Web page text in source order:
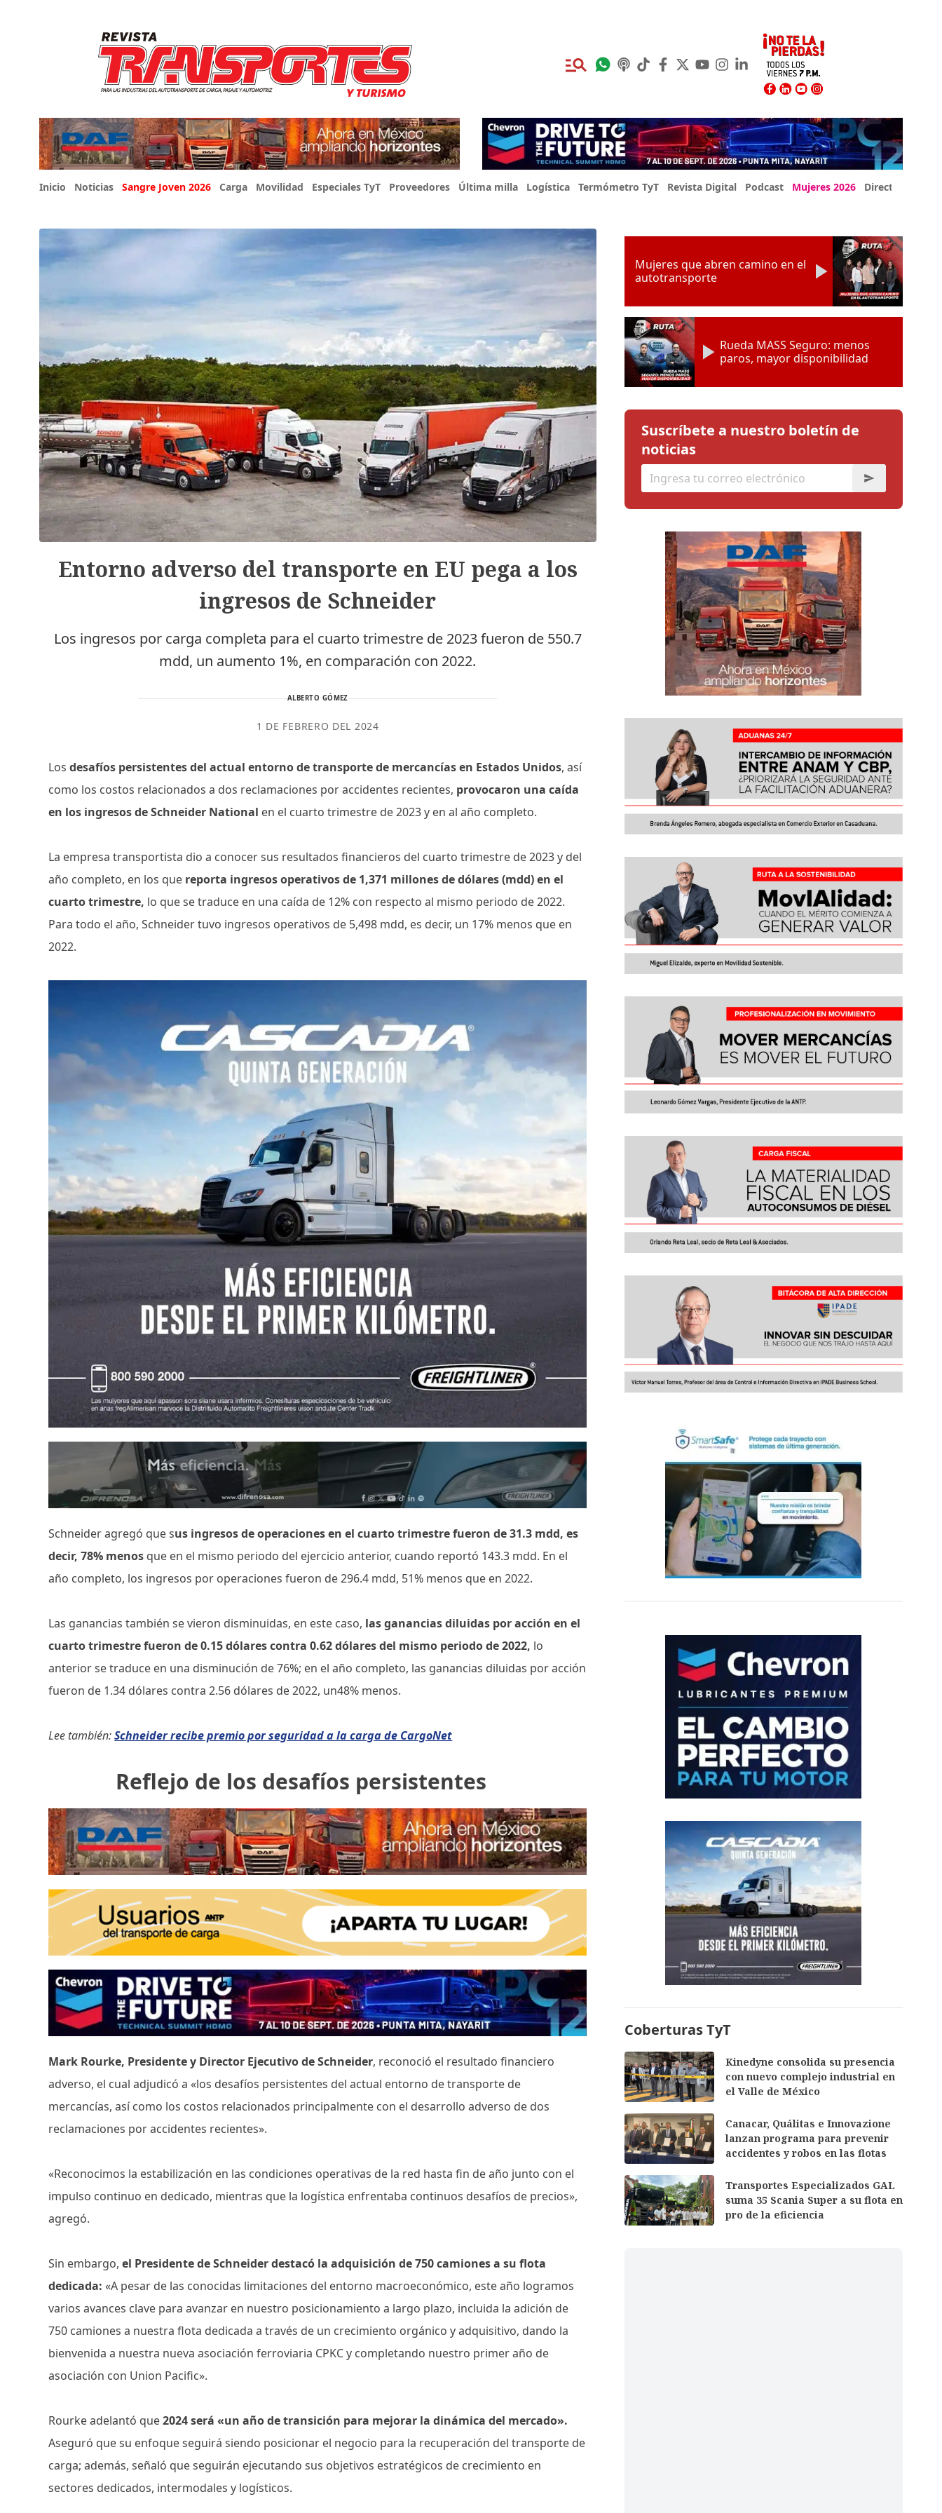
Inicio Noticias Sangre Joven 2026 Carga Movilidad Especiales TyT Proveedores Última milla Logística Termómetro TyT Revista Digital Podcast Mujeres 2026 Directorio Expo
Entorno adverso del transporte en EU pega a los
ingresos de Schneider
Los ingresos por carga completa para el cuarto trimestre de 2023 fueron de 550.7
mdd, un aumento 1%, en comparación con 2022.
ALBERTO GÓMEZ
1 DE FEBRERO DEL 2024
Losdesafíos persistentes del actual entorno de transporte de mercancías en Estados Unidos, así
como los costos relacionados a dos reclamaciones por accidentes recientes, provocaron una caída
en los ingresos de Schneider National en el cuarto trimestre de 2023 y en al año completo.
La empresa transportista dio a conocer sus resultados financieros del cuarto trimestre de 2023 y del
año completo, en los que reporta ingresos operativos de 1,371 millones de dólares (mdd) en el
cuarto trimestre, lo que se traduce en una caída de 12% con respecto al mismo periodo de 2022.
Para todo el año, Schneider tuvo ingresos operativos de 5,498 mdd, es decir, un 17% menos que en
2022.
Schneider agregó que sus ingresos de operaciones en el cuarto trimestre fueron de 31.3 mdd, es
decir, 78% menos que en el mismo periodo del ejercicio anterior, cuando reportó 143.3 mdd. En el
año completo, los ingresos por operaciones fueron de 296.4 mdd, 51% menos que en 2022.
Las ganancias también se vieron disminuidas, en este caso, las ganancias diluidas por acción en el
cuarto trimestre fueron de 0.15 dólares contra 0.62 dólares del mismo periodo de 2022, lo
anterior se traduce en una disminución de 76%; en el año completo, las ganancias diluidas por acción
fueron de 1.34 dólares contra 2.56 dólares de 2022, un48% menos.
Lee también:Schneider recibe premio por seguridad a la carga de CargoNet
Reflejo de los desafíos persistentes
Mark Rourke, Presidente y Director Ejecutivo de Schneider, reconoció el resultado financiero
adverso, el cual adjudicó a «los desafíos persistentes del actual entorno de transporte de
mercancías, así como los costos relacionados principalmente con el desarrollo adverso de dos
reclamaciones por accidentes recientes».
«Reconocimos la estabilización en las condiciones operativas de la red hasta fin de año junto con el
impulso continuo en dedicado, mientras que la logística enfrentaba continuos desafíos de precios»,
agregó.
Sin embargo,el Presidente de Schneider destacó la adquisición de 750 camiones a su flota
dedicada: «A pesar de las conocidas limitaciones del entorno macroeconómico, este año logramos
varios avances clave para avanzar en nuestro posicionamiento a largo plazo, incluida la adición de
750 camiones a nuestra flota dedicada a través de un crecimiento orgánico y adquisitivo, dando la
bienvenida a nuestra nueva asociación ferroviaria CPKC y completando nuestro primer año de
asociación con Union Pacific».
Rourke adelantó que2024 será «un año de transición para mejorar la dinámica del mercado».
Aseguró que su enfoque seguirá siendo posicionar el negocio para la recuperación del transporte de
carga; además, señaló que seguirán ejecutando sus objetivos estratégicos de crecimiento en
sectores dedicados, intermodales y logísticos.
Mujeres que abren camino en el
autotransporte
Rueda MASS Seguro: menos
paros, mayor disponibilidad
Suscríbete a nuestro boletín de
noticias
Coberturas TyT
Kinedyne consolida su presencia
con nuevo complejo industrial en
el Valle de México
Canacar, Quálitas e Innovazione
lanzan programa para prevenir
accidentes y robos en las flotas
Transportes Especializados GAL
suma 35 Scania Super a su flota en
pro de la eficiencia